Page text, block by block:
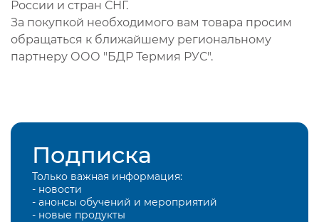
России и стран СНГ.
За покупкой необходимого вам товара просим
обращаться к ближайшему региональному
партнеру ООО "БДР Термия РУС".
Подписка
Только важная информация:
- новости
- анонсы обучений и мероприятий
- новые продукты